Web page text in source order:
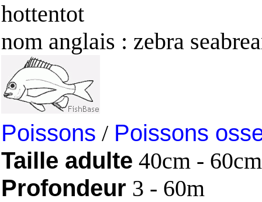
hottentot
nom anglais : zebra
Poissons / Poissons
Taille adulte 40cm - 60cm
Profondeur 3 - 60m